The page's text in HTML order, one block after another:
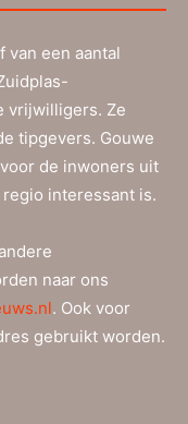
van een aantal
vrijwilligers. Ze
tipgevers. Gouwe
de inwoners uit
interessant is.
naar ons
. Ook voor
gebruikt worden.